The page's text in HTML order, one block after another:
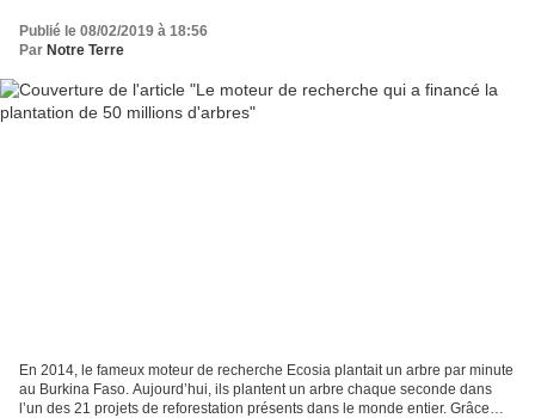
Publié le 08/02/2019 à 18:56
Par Notre Terre
En 2014, le fameux moteur de recherche Ecosia plantait un arbre par minute
au Burkina Faso. Aujourd’hui, ils plantent un arbre chaque seconde dans
l’un des 21 projets de reforestation présents dans le monde entier. Grâce